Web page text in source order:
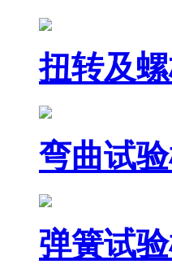
扭转及
弯曲试
弹簧试